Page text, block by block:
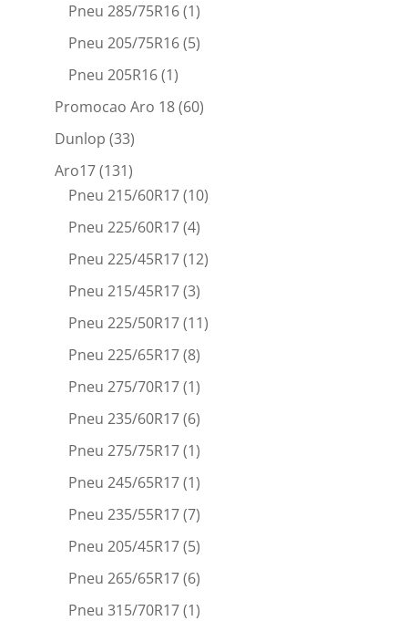
Pneu 285/75R16(1)
Pneu 205/75R16(5)
Pneu 205R16(1)
Promocao Aro 18(60)
Dunlop (33)
Aro17(131)
Pneu 215/60R17(10)
Pneu 225/60R17(4)
Pneu 225/45R17(12)
Pneu 215/45R17(3)
Pneu 225/50R17(11)
Pneu 225/65R17(8)
Pneu 275/70R17(1)
Pneu 235/60R17(6)
Pneu 275/75R17(1)
Pneu 245/65R17(1)
Pneu 235/55R17(7)
Pneu 205/45R17(5)
Pneu 265/65R17(6)
Pneu 315/70R17(1)